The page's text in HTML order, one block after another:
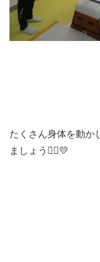
たくさん身体を動か
ましょう🧙‍♂️💛